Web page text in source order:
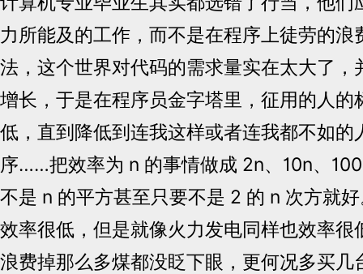
力所能及的工作，而不是在程序上徒劳的浪
法，这个世界对代码的需求量实在太大了，
增长，于是在程序员金字塔里，征用的人的
低，直到降低到连我这样或者连我都不如的
序……把效率为 n 的事情做成 2n、10n、
不是 n 的平方甚至只要不是 2 的 n 次方就
效率很低，但是就像火力发电同样也效率很
浪费掉那么多煤都没眨下眼，更何况多买几